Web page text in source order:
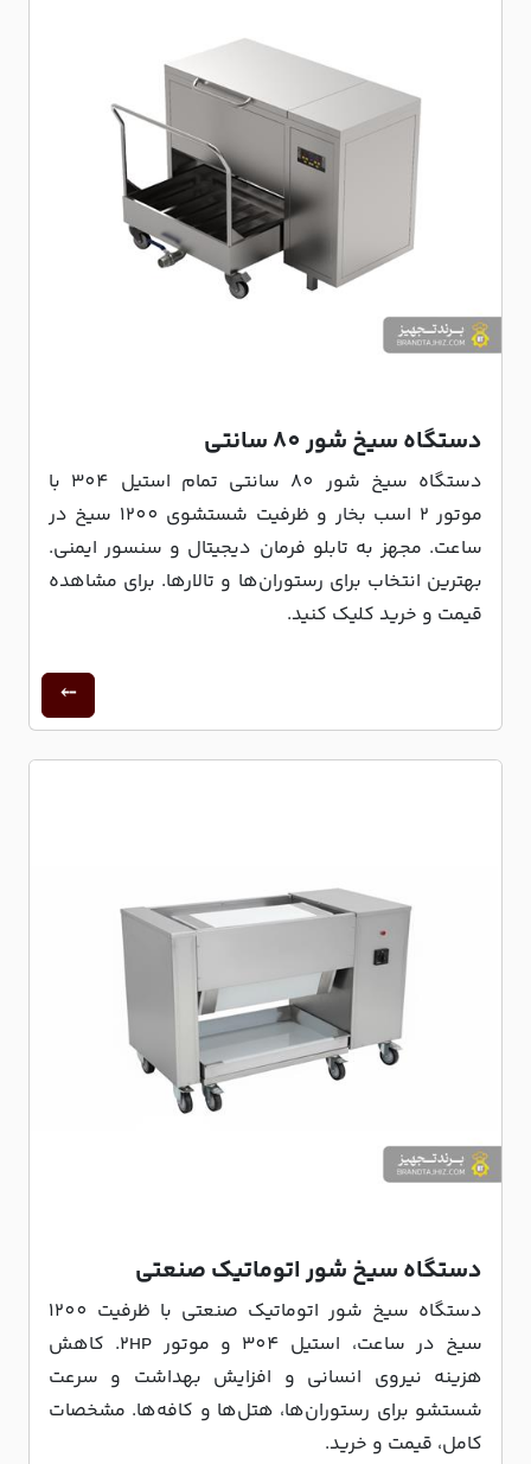
دستگاه سیخ شور 80 سانتی
دستگاه سیخ شور 80 سانتی تمام استیل 304 با
موتور 2 اسب بخار و ظرفیت شستشوی 1200 سیخ در
ساعت. مجهز به تابلو فرمان دیجیتال و سنسور ایمنی.
بهترین انتخاب برای رستوران‌ها و تالارها. برای مشاهده
قیمت و خرید کلیک کنید.
دستگاه سیخ شور اتوماتیک صنعتی
دستگاه سیخ شور اتوماتیک صنعتی با ظرفیت 1200
سیخ در ساعت، استیل 304 و موتور 2HP. کاهش
هزینه نیروی انسانی و افزایش بهداشت و سرعت
شستشو برای رستوران‌ها، هتل‌ها و کافه‌ها. مشخصات
کامل، قیمت و خرید.